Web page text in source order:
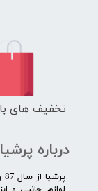
تخفیف های
درباره پرشیا